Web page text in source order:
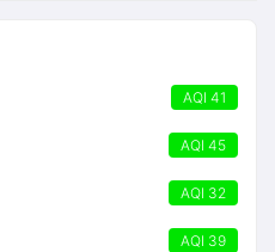
AQI 41
AQI 45
AQI 32
AQI 39